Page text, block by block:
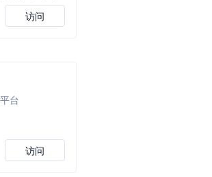
访问
台
访问